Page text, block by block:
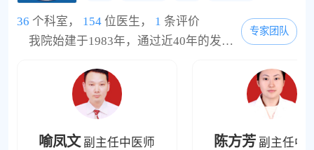
36 个科室， 154位医生， 1 条评价
我院始建于1983年，通过近40年的发展，现已成为中医特色和专科优势突出，门诊急诊住院功能齐备，设施设备配套，具有较强综合实力的国家三级甲等中医医院，系省中医药管理局确定的省级中医医疗区域中心和市卫健委确定的巴中市首批“巴中市知名医院”。现实行“巴中市中医院”、“巴中市巴州区人民医院”两块牌子一套人马，承担着巴中市中医医、教、研功能和巴州区人民群众的公共卫生、基本医疗、急诊急救、基层转诊、疑难疾病诊治等...
专家团队
喻凤文 副主任中医师 陈方芳 副主任中